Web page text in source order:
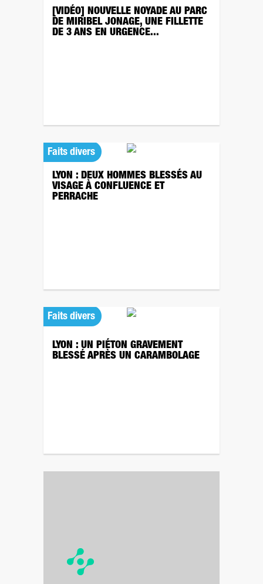
[VIDÉO] NOUVELLE NOYADE AU PARC
DE MIRIBEL JONAGE, UNE FILLETTE
DE 3 ANS EN URGENCE...
Faits divers
LYON : DEUX HOMMES BLESSÉS AU
VISAGE À CONFLUENCE ET
PERRACHE
Faits divers
LYON : UN PIÉTON GRAVEMENT
BLESSÉ APRÈS UN CARAMBOLAGE